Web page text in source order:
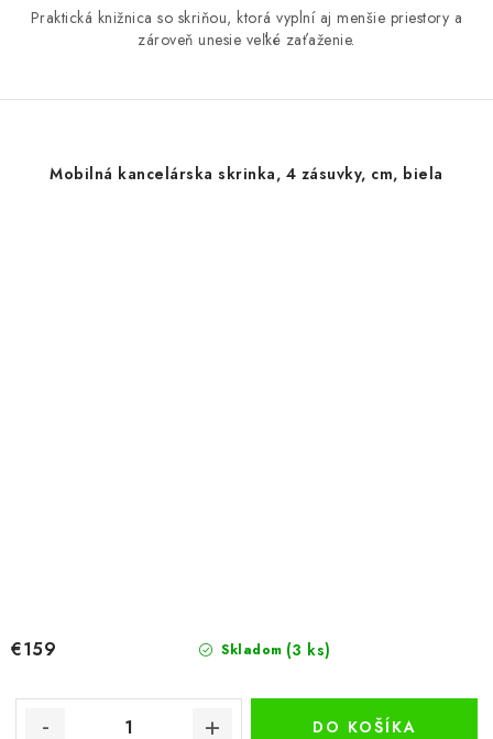
Praktická knižnica so skriňou, ktorá vyplní aj menšie priestory a
zároveň unesie veľké zaťaženie.
Mobilná kancelárska skrinka, 4 zásuvky, cm, biela
Skladom (3 ks)
€159
DO KOŠÍKA